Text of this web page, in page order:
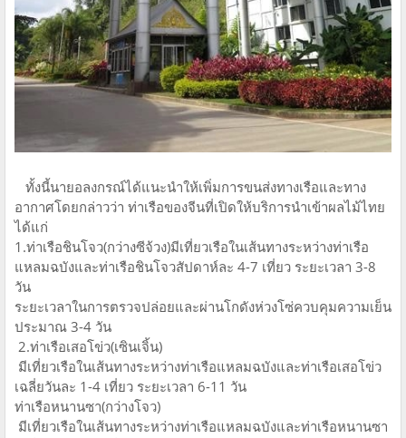
ทั้งนี้นายอลงกรณ์ได้แนะนำให้เพิ่มการขนส่งทางเรือและทาง
อากาศโดยกล่าวว่า ท่าเรือของจีนที่เปิดให้บริการนำเข้าผลไม้ไทย
ได้แก่
1.ท่าเรือชินโจว(กว่างซีจ้วง)มีเที่ยวเรือในเส้นทางระหว่างท่าเรือ
แหลมฉบังและท่าเรือชินโจวสัปดาห์ละ 4-7 เที่ยว ระยะเวลา 3-8
วัน
ระยะเวลาในการตรวจปล่อยและผ่านโกดังห่วงโซ่ควบคุมความเย็น
ประมาณ 3-4 วัน
2.ท่าเรือเสอโข่ว(เซินเจิ้น)
มีเที่ยวเรือในเส้นทางระหว่างท่าเรือแหลมฉบังและท่าเรือเสอโข่ว
เฉลี่ยวันละ 1-4 เที่ยว ระยะเวลา 6-11 วัน
ท่าเรือหนานซา(กว่างโจว)
มีเที่ยวเรือในเส้นทางระหว่างท่าเรือแหลมฉบังและท่าเรือหนานซา